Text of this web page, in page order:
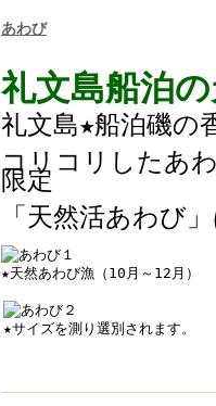
あわび
礼文島船泊
礼文島★船泊磯の
コリコリしたあ
限定
「天然活あわび
★天然あわび漁（10月～12月）
★サイズを測り選別されます。